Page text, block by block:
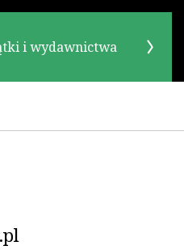
i wydawnictwa
OK